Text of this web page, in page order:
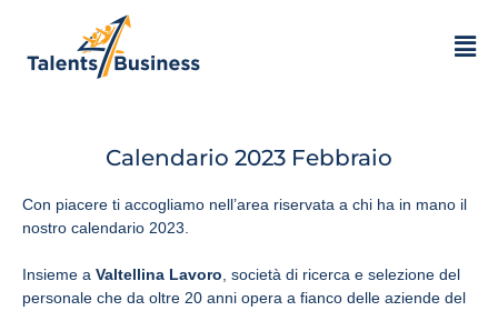
Calendario 2023 Febbraio
Con piacere ti accogliamo nell’area riservata a chi ha in mano il
nostro calendario 2023.
Insieme a Valtellina Lavoro , società di ricerca e selezione del
personale che da oltre 20 anni opera a fianco delle aziende del